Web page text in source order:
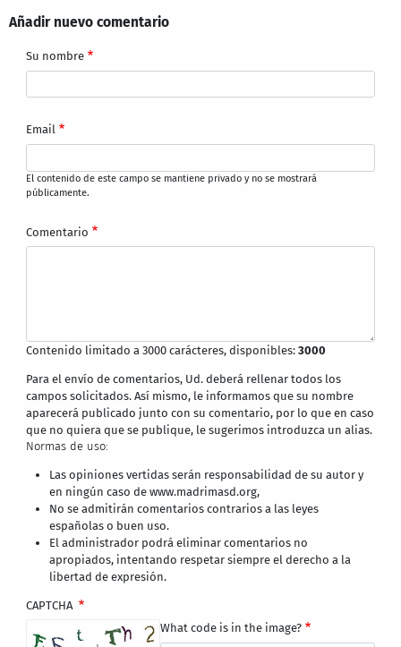
Añadir nuevo comentario
Su nombre
Email
El contenido de este campo se mantiene privado y no se mostrará
públicamente.
Comentario
Contenido limitado a 3000 carácteres, disponibles:3000
Para el envío de comentarios, Ud. deberá rellenar todos los
campos solicitados. Así mismo, le informamos que su nombre
aparecerá publicado junto con su comentario, por lo que en caso
que no quiera que se publique, le sugerimos introduzca un alias.
Normas de uso:
Las opiniones vertidas serán responsabilidad de su autor y
en ningún caso de www.madrimasd.org,
No se admitirán comentarios contrarios a las leyes
españolas o buen uso.
El administrador podrá eliminar comentarios no
apropiados, intentando respetar siempre el derecho a la
libertad de expresión.
CAPTCHA
What code is in the image?